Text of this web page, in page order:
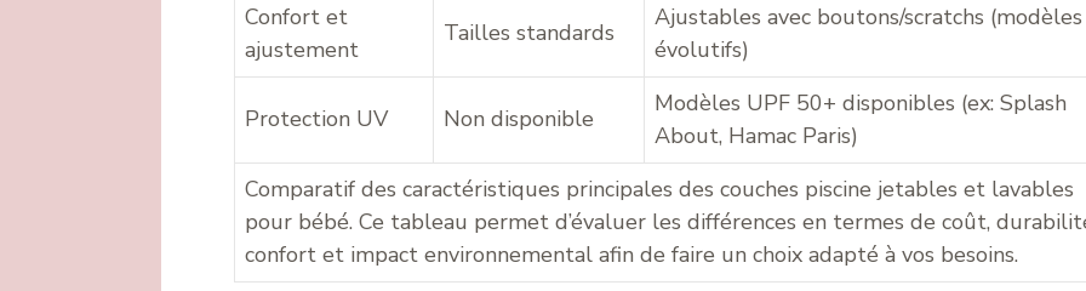
Confort et
ajustement
Tailles standards
Ajustables avec boutons/scratchs (modèles
évolutifs)
Protection UV Non disponible
Modèles UPF 50+ disponibles (ex: Splash
About, Hamac Paris)
Comparatif des caractéristiques principales des couches piscine jetables et lavables
pour bébé. Ce tableau permet d’évaluer les différences en termes de coût,
confort et impact environnemental afin de faire un choix adapté à vos besoins.